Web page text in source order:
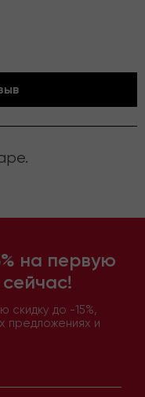
на первую
скидку до -15%,
предложениях и